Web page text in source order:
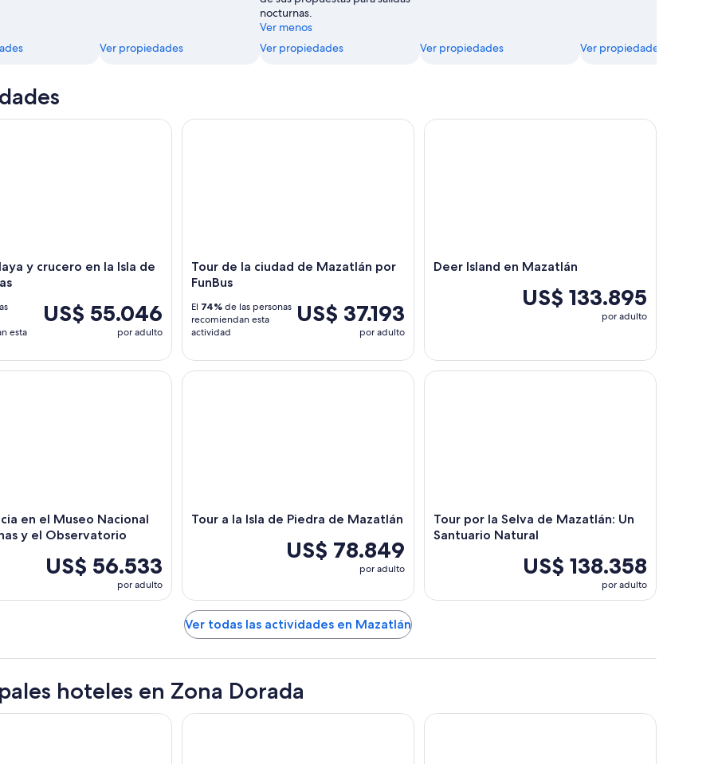
Ver propiedades
nocturnas.
Ver menos
Ver propiedades
Ver propiedades Ver propiedades
y crucero en la Isla de
US$ 55.046
por adulto
esta
y crucero en la Isla de las Piedras
Tour de la ciudad de Mazatlán por
FunBus
US$ 37.193
por adulto
El 74% de las personas
recomiendan esta
actividad
Tour de la ciudad de Mazatlán por FunBus
Deer Island en Mazatlán
US$ 133.895
por adulto
Deer Island en Mazatlán
en el Museo Nacional
y el Observatorio
US$ 56.533
por adulto
en el Museo Nacional de Ballenas y el Observatorio
Tour a la Isla de Piedra de Mazatlán
US$ 78.849
por adulto
Tour a la Isla de Piedra de Mazatlán
Tour por la Selva de Mazatlán: Un
Santuario Natural
US$ 138.358
por adulto
Tour por la Selva de Mazatlán: Un Santuario
Ver todas las actividades en Mazatlán
hoteles en Zona Dorada
of Mazatlan Viaggio Resort Mazatlán Courtyard By Marriott Mazatlan Beach Resort